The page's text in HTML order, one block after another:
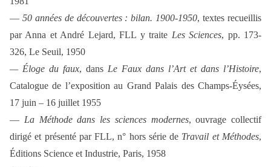
— 50 années de découvertes : bilan. 1900-1950, textes recueillis
par Anna et André Lejard, FLL y traite Les Sciences, pp. 173-
326, Le Seuil, 1950
— Éloge du faux, dans Le Faux dans l’Art et dans l’Histoire,
Catalogue de l’exposition au Grand Palais des Champs-Éysées,
17 juin – 16 juillet 1955
— La Méthode dans les sciences modernes, ouvrage collectif
dirigé et présenté par FLL, n° hors série de Travail et Méthodes,
Éditions Science et Industrie, Paris, 1958